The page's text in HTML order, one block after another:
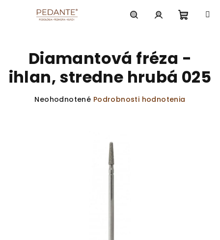
košík
Diamantová fréza -
ihlan, stredne hrubá 025
Priemerné
Neohodnotené Podrobnosti hodnotenia